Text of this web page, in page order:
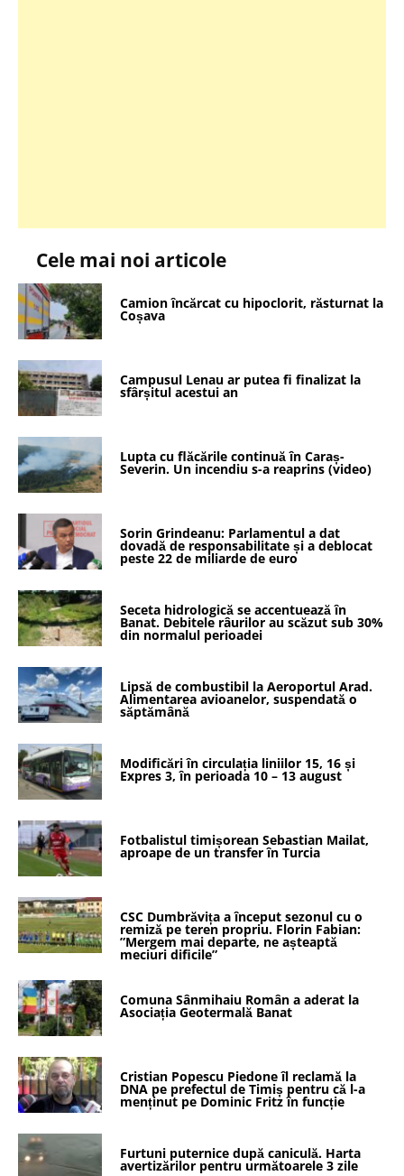
Cele mai noi articole
Camion încărcat cu hipoclorit, răsturnat la
Coșava
Campusul Lenau ar putea fi finalizat la
sfârșitul acestui an
Lupta cu flăcările continuă în Caraș-
Severin. Un incendiu s-a reaprins (video)
Sorin Grindeanu: Parlamentul a dat
dovadă de responsabilitate și a deblocat
peste 22 de miliarde de euro
Seceta hidrologică se accentuează în
Banat. Debitele râurilor au scăzut sub 30%
din normalul perioadei
Lipsă de combustibil la Aeroportul Arad.
Alimentarea avioanelor, suspendată o
săptămână
Modificări în circulația liniilor 15, 16 și
Expres 3, în perioada 10 – 13 august
Fotbalistul timișorean Sebastian Mailat,
aproape de un transfer în Turcia
CSC Dumbrăvița a început sezonul cu o
remiză pe teren propriu. Florin Fabian:
”Mergem mai departe, ne așteaptă
meciuri dificile”
Comuna Sânmihaiu Român a aderat la
Asociația Geotermală Banat
Cristian Popescu Piedone îl reclamă la
DNA pe prefectul de Timiș pentru că l-a
menținut pe Dominic Fritz în funcție
Furtuni puternice după caniculă. Harta
avertizărilor pentru următoarele 3 zile